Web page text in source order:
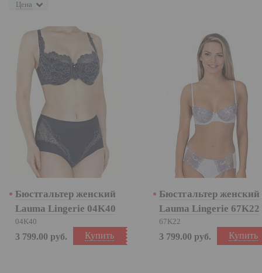
Цена
Бюстгальтер женский
Lauma Lingerie 04K40
04K40
Купить
3 799.00 руб.
Бюстгальтер женский
Lauma Lingerie 67K22
67K22
Купить
3 799.00 руб.